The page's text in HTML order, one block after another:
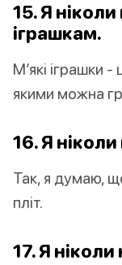
15. Я
іграшкам.
М’які іграшки -
якими можна
16. Я
Так, я думаю,
пліт.
17. Я